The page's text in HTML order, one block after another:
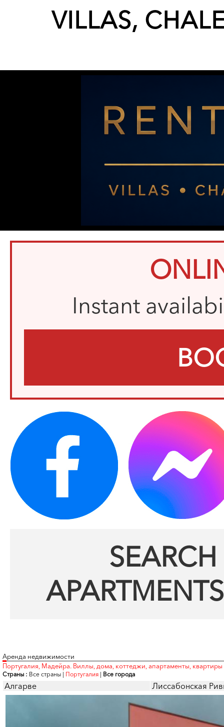
VILLAS,
Instant
Аренда недвижимости
Португалия, Мадейра. Виллы, дома, коттеджи, апартаменты,
Страны : Все страны | Португалия | Все города
Алгарве Лиссабонская